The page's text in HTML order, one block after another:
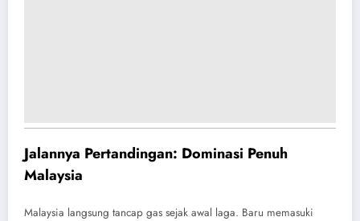
Jalannya Pertandingan: Dominasi Penuh
Malaysia
Malaysia langsung tancap gas sejak awal laga. Baru memasuki